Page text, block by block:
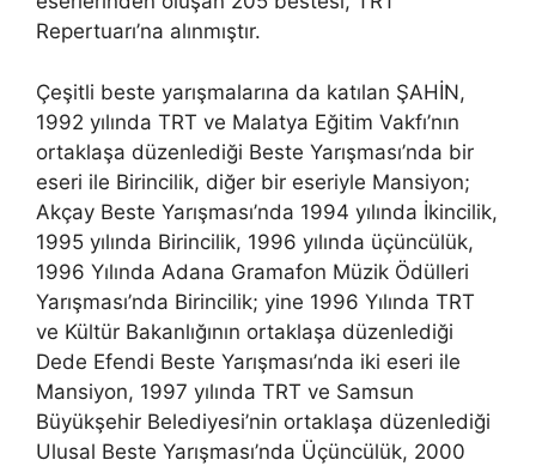
Repertuarı’na alınmıştır.
Çeşitli beste yarışmalarına da katılan ŞAHİN,
1992 yılında TRT ve Malatya Eğitim Vakfı’nın
ortaklaşa düzenlediği Beste Yarışması’nda bir
eseri ile Birincilik, diğer bir eseriyle Mansiyon;
Akçay Beste Yarışması’nda 1994 yılında İkincilik,
1995 yılında Birincilik, 1996 yılında üçüncülük,
1996 Yılında Adana Gramafon Müzik Ödülleri
Yarışması’nda Birincilik; yine 1996 Yılında TRT
ve Kültür Bakanlığının ortaklaşa düzenlediği
Dede Efendi Beste Yarışması’nda iki eseri ile
Mansiyon, 1997 yılında TRT ve Samsun
Büyükşehir Belediyesi’nin ortaklaşa düzenlediği
Ulusal Beste Yarışması’nda Üçüncülük, 2000